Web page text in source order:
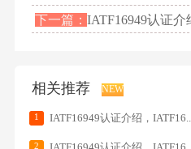
下一篇：IATF16949认证介
相关推荐 NEW
1 IATF16949认证介绍，
2